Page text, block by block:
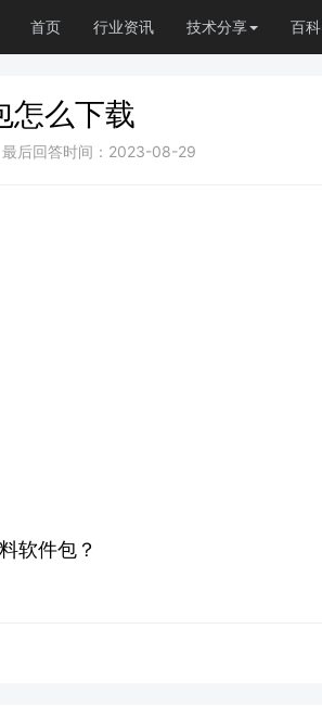
首页 行业资讯 技术分享 百科
怎么下载
最后回答时间：2023-08-29
软件包？